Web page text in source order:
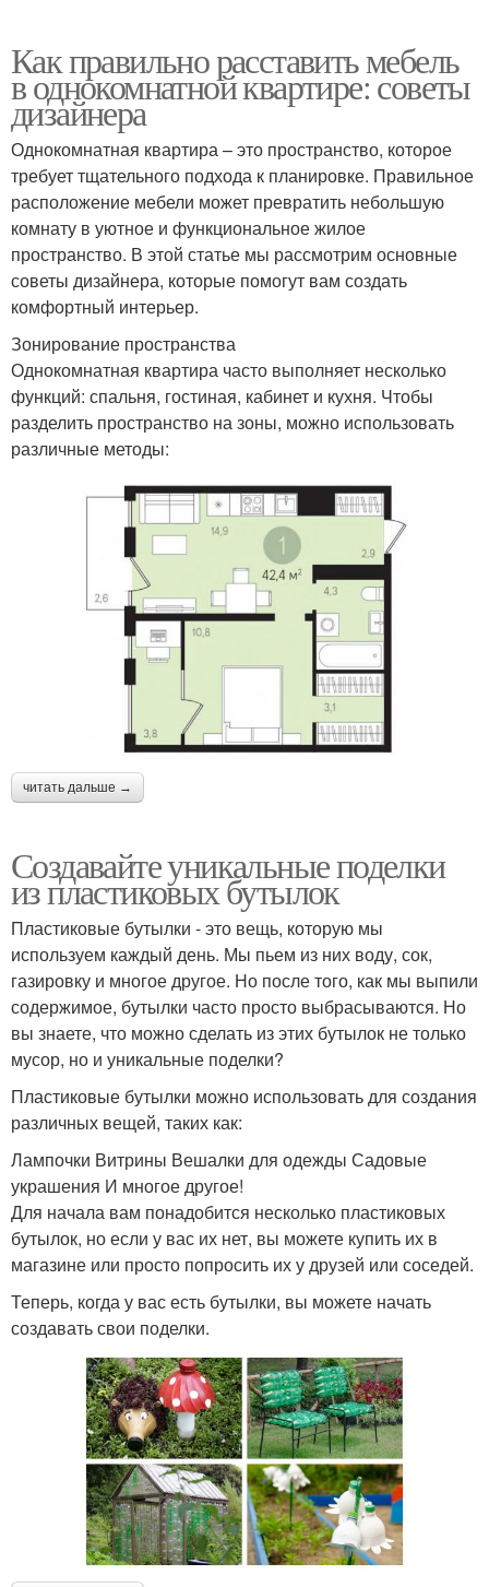
Как правильно расставить мебель
в однокомнатной квартире: советы
дизайнера
Однокомнатная квартира – это пространство, которое
требует тщательного подхода к планировке. Правильное
расположение мебели может превратить небольшую
комнату в уютное и функциональное жилое
пространство. В этой статье мы рассмотрим основные
советы дизайнера, которые помогут вам создать
комфортный интерьер.
Зонирование пространства
Однокомнатная квартира часто выполняет несколько
функций: спальня, гостиная, кабинет и кухня. Чтобы
разделить пространство на зоны, можно использовать
различные методы:
читать дальше →
Создавайте уникальные поделки
из пластиковых бутылок
Пластиковые бутылки - это вещь, которую мы
используем каждый день. Мы пьем из них воду, сок,
газировку и многое другое. Но после того, как мы выпили
содержимое, бутылки часто просто выбрасываются. Но
вы знаете, что можно сделать из этих бутылок не только
мусор, но и уникальные поделки?
Пластиковые бутылки можно использовать для создания
различных вещей, таких как:
Лампочки Витрины Вешалки для одежды Садовые
украшения И многое другое!
Для начала вам понадобится несколько пластиковых
бутылок, но если у вас их нет, вы можете купить их в
магазине или просто попросить их у друзей или соседей.
Теперь, когда у вас есть бутылки, вы можете начать
создавать свои поделки.